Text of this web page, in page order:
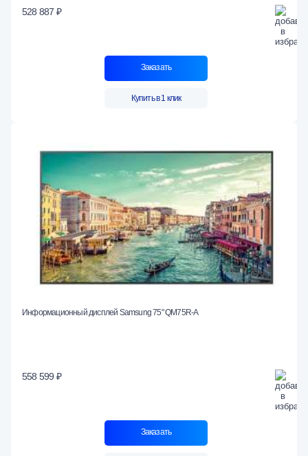
528 887 ₽
Заказать
Купить в 1 клик
Информационный дисплей Samsung 75" QM75R-A
558 599 ₽
Заказать